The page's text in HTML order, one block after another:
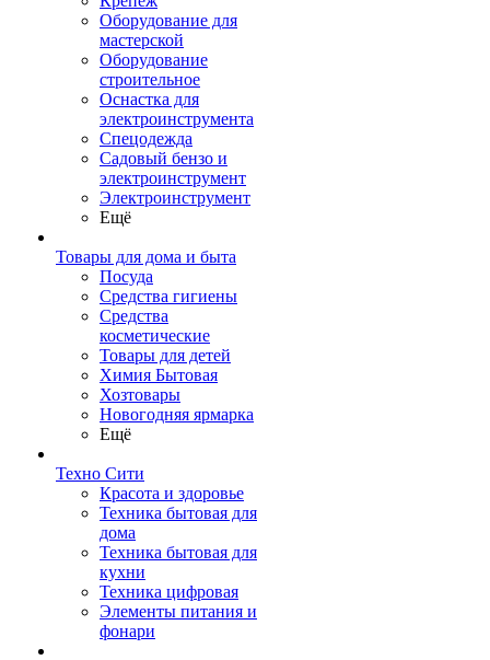
Оборудование для
мастерской
Оборудование
строительное
Оснастка для
электроинструмента
Спецодежда
Садовый бензо и
электроинструмент
Электроинструмент
Ещё
Товары для дома и быта
Посуда
Средства гигиены
Средства
косметические
Товары для детей
Химия Бытовая
Хозтовары
Новогодняя ярмарка
Ещё
Техно Сити
Красота и здоровье
Техника бытовая для
дома
Техника бытовая для
кухни
Техника цифровая
Элементы питания и
фонари